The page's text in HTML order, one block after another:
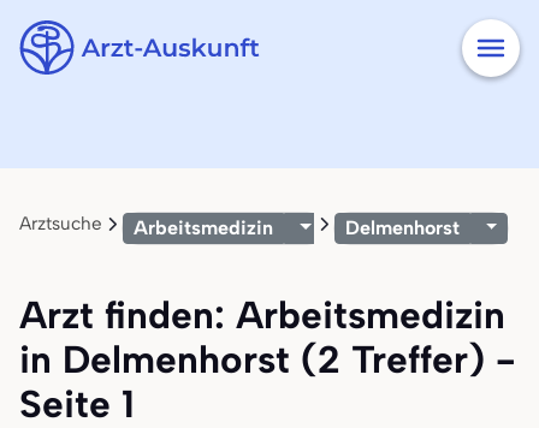
Arztsuche Arbeitsmedizin Delmenhorst
Arzt finden: Arbeitsmedizin
in Delmenhorst (2 Treffer) -
Seite 1